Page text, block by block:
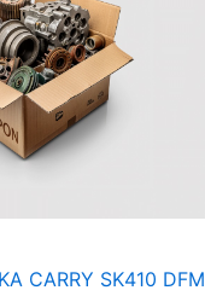
CARRY SK410 DFM